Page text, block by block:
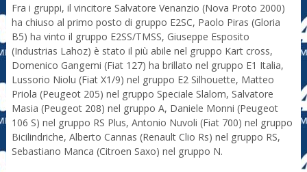
Fra i gruppi, il vincitore Salvatore Venanzio (Nova Proto 2000)
ha chiuso al primo posto di gruppo E2SC, Paolo Piras (Gloria
B5) ha vinto il gruppo E2SS/TMSS, Giuseppe Esposito
(Industrias Lahoz) è stato il più abile nel gruppo Kart cross,
Domenico Gangemi (Fiat 127) ha brillato nel gruppo E1 Italia,
Lussorio Niolu (Fiat X1/9) nel gruppo E2 Silhouette, Matteo
Priola (Peugeot 205) nel gruppo Speciale Slalom, Salvatore
Masia (Peugeot 208) nel gruppo A, Daniele Monni (Peugeot
106 S) nel gruppo RS Plus, Antonio Nuvoli (Fiat 700) nel gruppo
Bicilindriche, Alberto Cannas (Renault Clio Rs) nel gruppo RS,
Sebastiano Manca (Citroen Saxo) nel gruppo N.